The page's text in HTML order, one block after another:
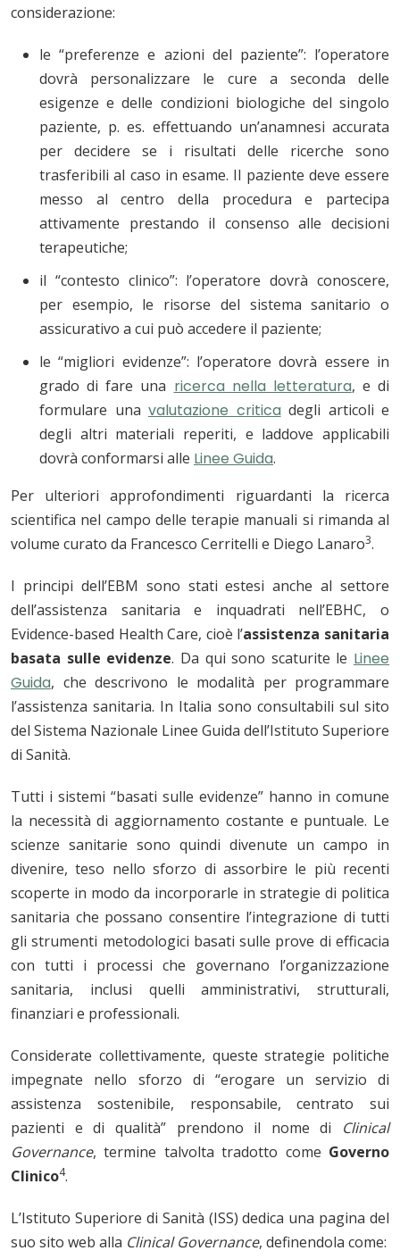
considerazione:
le “preferenze e azioni del paziente”: l’operatore
dovrà personalizzare le cure a seconda delle
esigenze e delle condizioni biologiche del singolo
paziente, p. es. effettuando un’anamnesi accurata
per decidere se i risultati delle ricerche sono
trasferibili al caso in esame. Il paziente deve essere
messo al centro della procedura e partecipa
attivamente prestando il consenso alle decisioni
terapeutiche;
il “contesto clinico”: l’operatore dovrà conoscere,
per esempio, le risorse del sistema sanitario o
assicurativo a cui può accedere il paziente;
le “migliori evidenze”: l’operatore dovrà essere in
grado di fare una ricerca nella letteratura, e di
formulare una valutazione criticadegli articoli e
degli altri materiali reperiti, e laddove applicabili
dovrà conformarsi alle Linee Guida.
Per ulteriori approfondimenti riguardanti la ricerca
scientifica nel campo delle terapie manuali si rimanda al
volume curato da Francesco Cerritelli e Diego Lanaro3.
I principi dell’EBM sono stati estesi anche al settore
dell’assistenza sanitaria e inquadrati nell’EBHC, o
Evidence-based Health Care, cioè l’assistenza sanitaria
basata sulle evidenze. Da qui sono scaturite le Linee
Guida, che descrivono le modalità per programmare
l’assistenza sanitaria. In Italia sono consultabili sul sito
del Sistema Nazionale Linee Guida dell’Istituto Superiore
di Sanità.
Tutti i sistemi “basati sulle evidenze” hanno in comune
la necessità di aggiornamento costante e puntuale. Le
scienze sanitarie sono quindi divenute un campo in
divenire, teso nello sforzo di assorbire le più recenti
scoperte in modo da incorporarle in strategie di politica
sanitaria che possano consentire l’integrazione di tutti
gli strumenti metodologici basati sulle prove di efficacia
con tutti i processi che governano l’organizzazione
sanitaria, inclusi quelli amministrativi, strutturali,
finanziari e professionali.
Considerate collettivamente, queste strategie politiche
impegnate nello sforzo di “erogare un servizio di
assistenza sostenibile, responsabile, centrato sui
pazienti e di qualità” prendono il nome di Clinical
Governance, termine talvolta tradotto come Governo
Clinico4.
L’Istituto Superiore di Sanità (ISS) dedica una pagina del
suo sito web alla Clinical Governance, definendola come: